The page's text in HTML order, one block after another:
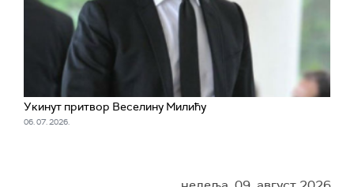
Укинут притвор Веселину Милићу
06. 07. 2026.